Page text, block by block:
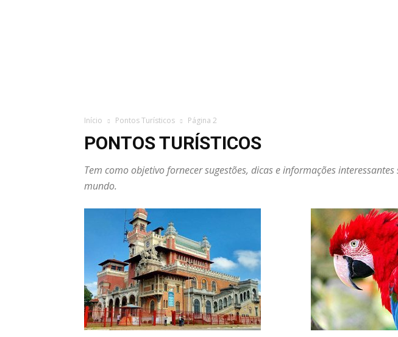
Início Pontos Turísticos Página 2
PONTOS TURÍSTICOS
Tem como objetivo fornecer sugestões, dicas e informações
mundo.